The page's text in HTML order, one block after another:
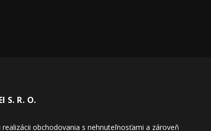
S. R. O.
obchodovania s nehnuteľnosťami a zároveň